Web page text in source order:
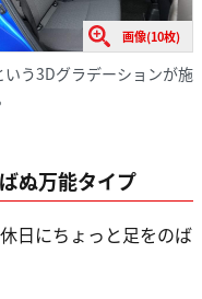
画像(10枚)
う3Dグラデーションが施
ぬ万能タイプ
日にちょっと足をのば